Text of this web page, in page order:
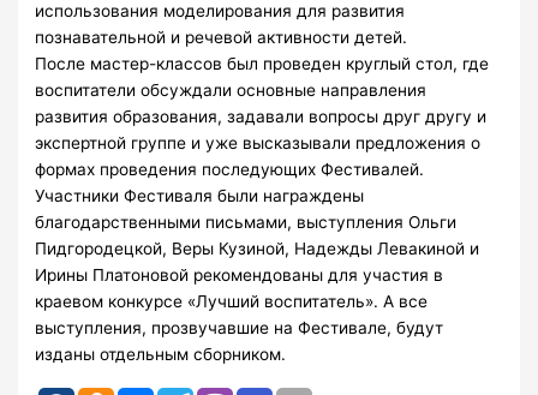
использования моделирования для развития
познавательной и речевой активности детей.
После мастер-классов был проведен круглый стол, где
воспитатели обсуждали основные направления
развития образования, задавали вопросы друг другу и
экспертной группе и уже высказывали предложения о
формах проведения последующих Фестивалей.
Участники Фестиваля были награждены
благодарственными письмами, выступления Ольги
Пидгородецкой, Веры Кузиной, Надежды Левакиной и
Ирины Платоновой рекомендованы для участия в
краевом конкурсе «Лучший воспитатель». А все
выступления, прозвучавшие на Фестивале, будут
изданы отдельным сборником.